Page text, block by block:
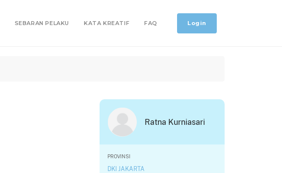
SEBARAN PELAKU KATA KREATIF FAQ Login
Ratna Kurniasari
PROVINSI
DKI JAKARTA